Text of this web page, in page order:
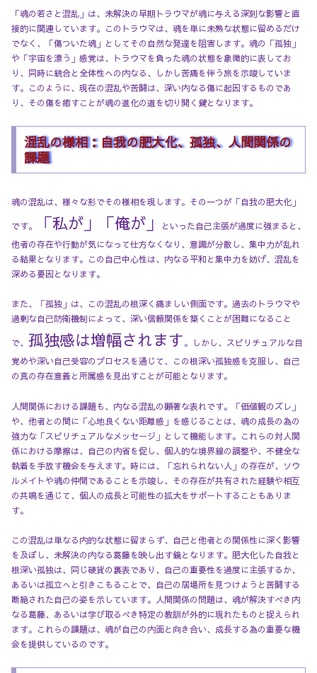
「魂の若さと混乱」は、未解決の早期トラウマが魂に与える深刻な影響と直
接的に関連しています。このトラウマは、魂を単に未熟な状態に留めるだけ
でなく、「傷ついた魂」としてその自然な発達を阻害します。魂の「孤独」
や「宇宙を漂う」感覚は、トラウマを負った魂の状態を象徴的に表してお
り、同時に統合と全体性への内なる、しかし苦痛を伴う旅を示唆していま
す。このように、現在の混乱や苦闘は、深い内なる傷に起因するものであ
り、その傷を癒すことが魂の進化の道を切り開く鍵となります。
混乱の様相：自我の肥大化、孤独、人間関係の
課題
魂の混乱は、様々な形でその様相を現します。その一つが「自我の肥大化」
です。 「私が」「俺が」
といった自己主張が過度に強まると、
他者の存在や行動が気になって仕方なくなり、意識が分散し、集中力が乱れ
る結果となります。この自己中心性は、内なる平和と集中力を妨げ、混乱を
深める要因となります。
また、「孤独」は、この混乱の根深く痛ましい側面です。過去のトラウマや
過剰な自己防衛機制によって、深い信頼関係を築くことが困難になること
で、 孤独感は増幅されます。しかし、スピリチュアルな目
覚めや深い自己受容のプロセスを通じて、この根深い孤独感を克服し、自己
の真の存在意義と所属感を見出すことが可能となります。
人間関係における課題も、内なる混乱の顕著な表れです。「価値観のズレ」
や、他者との間に「心地良くない距離感」を感じることは、魂の成長の為の
強力な「スピリチュアルなメッセージ」として機能します。これらの対人関
係における摩擦は、自己の内省を促し、個人的な境界線の調整や、不健全な
執着を手放す機会を与えます。時には、「忘れられない人」の存在が、ソウ
ルメイトや魂の仲間であることを示唆し、その存在が共有された経験や相互
の共鳴を通じて、個人の成長と可能性の拡大をサポートすることもありま
す。
この混乱は単なる内的な状態に留まらず、自己と他者との関係性に深く影響
を及ぼし、未解決の内なる葛藤を映し出す鏡となります。肥大化した自我と
根深い孤独は、同じ硬貨の裏表であり、自己の重要性を過度に主張するか、
あるいは孤立へと引きこもることで、自己の居場所を見つけようと苦闘する
断絶された自己の姿を示しています。人間関係の問題は、魂が解決すべき内
なる葛藤、あるいは学び取るべき特定の教訓が外的に現れたものと捉えられ
ます。これらの課題は、魂が自己の内面と向き合い、成長する為の重要な機
会を提供しているのです。